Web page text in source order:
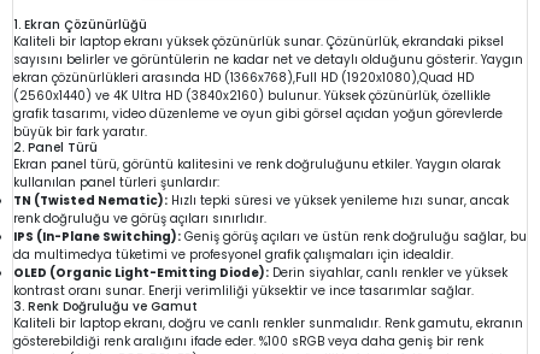
1. Ekran Çözünürlüğü
Kaliteli bir laptop ekranı yüksek çözünürlük sunar. Çözünürlük, ekrandaki piksel
sayısını belirler ve görüntülerin ne kadar net ve detaylı olduğunu gösterir. Yaygın
ekran çözünürlükleri arasında HD (1366x768),Full HD (1920x1080),Quad HD
(2560x1440) ve 4K Ultra HD (3840x2160) bulunur. Yüksek çözünürlük, özellikle
grafik tasarımı, video düzenleme ve oyun gibi görsel açıdan yoğun görevlerde
büyük bir fark yaratır.
2. Panel Türü
Ekran panel türü, görüntü kalitesini ve renk doğruluğunu etkiler. Yaygın olarak
kullanılan panel türleri şunlardır:
TN (Twisted Nematic): Hızlı tepki süresi ve yüksek yenileme hızı sunar, ancak
renk doğruluğu ve görüş açıları sınırlıdır.
IPS (In-Plane Switching): Geniş görüş açıları ve üstün renk doğruluğu sağlar, bu
da multimedya tüketimi ve profesyonel grafik çalışmaları için idealdir.
OLED (Organic Light-Emitting Diode): Derin siyahlar, canlı renkler ve yüksek
kontrast oranı sunar. Enerji verimliliği yüksektir ve ince tasarımlar sağlar.
3. Renk Doğruluğu ve Gamut
Kaliteli bir laptop ekranı, doğru ve canlı renkler sunmalıdır. Renk gamutu, ekranın
gösterebildiği renk aralığını ifade eder. %100 sRGB veya daha geniş bir renk